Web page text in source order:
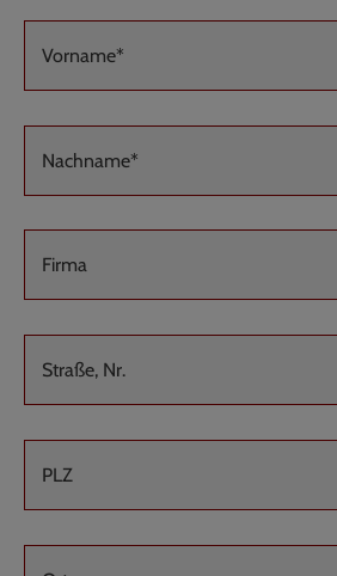
Vorname*
Nachname*
Firma
Straße, Nr.
PLZ